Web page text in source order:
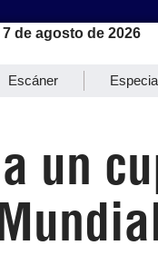
de agosto de 2026
Escáner
un